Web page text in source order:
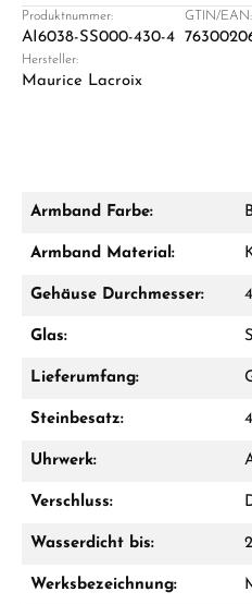
Damon
Geschenk im
GESCHENKE
Produktnummer:
AI6038-SS000-430-4
GTIN/EAN:
Hersteller:
Maurice Lacroix
Armband Farbe:
Armband Material:
Gehäuse Durchmesser:
Glas:
Lieferumfang:
Steinbesatz:
Uhrwerk:
Verschluss:
Wasserdicht bis:
Werksbezeichnung: